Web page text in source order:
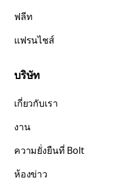
ฟลีท
แฟรนไชส์
บริษัท
เกี่ยวกับเรา
งาน
ความยั่งยืนที่ Bolt
ห้องข่าว